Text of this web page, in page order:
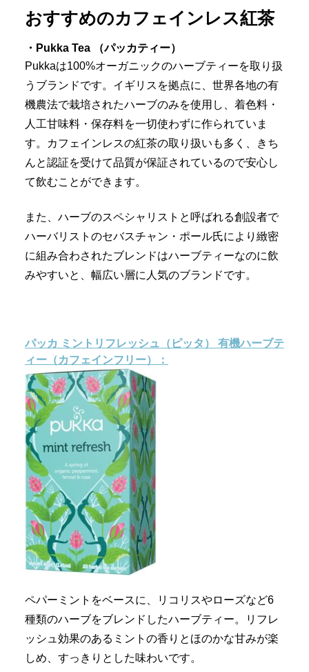
おすすめのカフェインレス紅茶
・Pukka Tea
（パッカティー）
Pukkaは100%オーガニックのハーブティーを取り扱
うブランドです。イギリスを拠点に、世界各地の有
機農法で栽培されたハーブのみを使用し、着色料・
人工甘味料・保存料を一切使わずに作られていま
す。カフェインレスの紅茶の取り扱いも多く、きち
んと認証を受けて品質が保証されているので安心し
て飲むことができます。
また、ハーブのスペシャリストと呼ばれる創設者で
ハーバリストのセバスチャン・ポール氏により緻密
に組み合わされたブレンドはハーブティーなのに飲
みやすいと、幅広い層に人気のブランドです。
パッカ ミントリフレッシュ（ピッタ） 有機ハーブテ
ィー（カフェインフリー）：
ペパーミントをベースに、リコリスやローズなど6
種類のハーブをブレンドしたハーブティー。リフレ
ッシュ効果のあるミントの香りとほのかな甘みが楽
しめ、すっきりとした味わいです。